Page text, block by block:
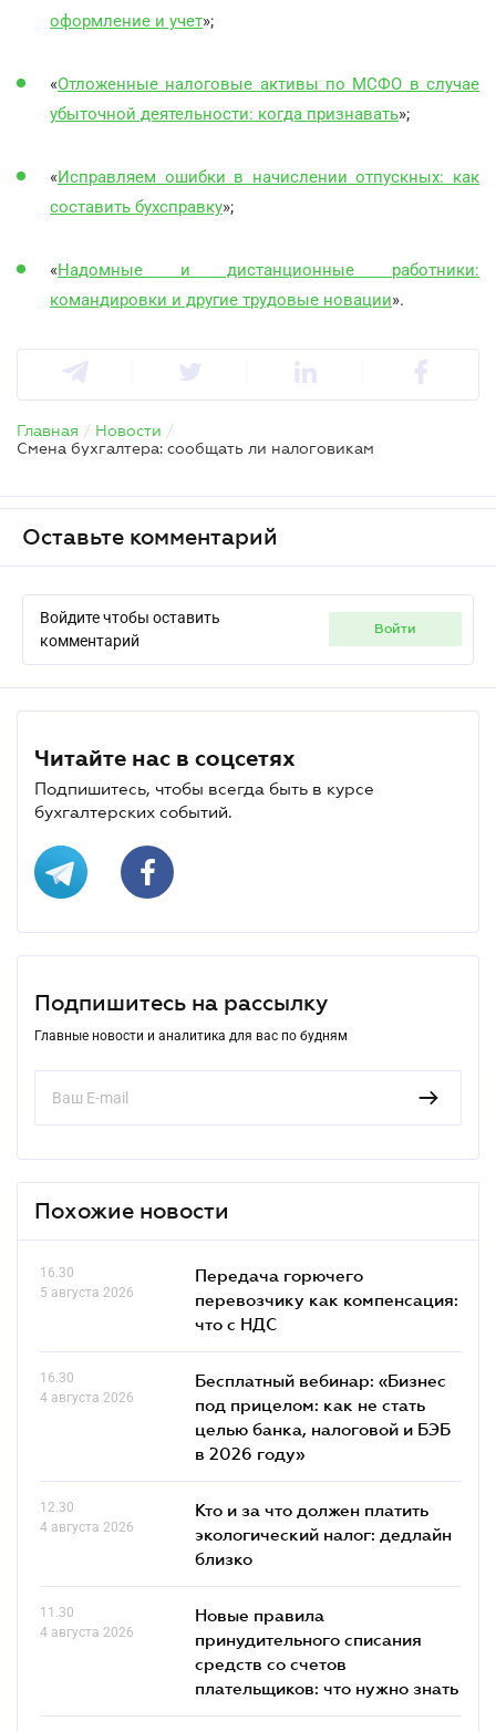
оформление и учет»;
«Отложенные налоговые активы по МСФО в случае
убыточной деятельности: когда признавать»;
«Исправляем ошибки в начислении отпускных: как
составить бухсправку»;
«Надомные и дистанционные работники:
командировки и другие трудовые новации».
Главная / Новости /
Смена бухгалтера: сообщать ли налоговикам
Оставьте комментарий
Войдите чтобы оставить
комментарий
войти
Читайте нас в соцсетях
Подпишитесь, чтобы всегда быть в курсе
бухгалтерских событий.
Подпишитесь на рассылку
Главные новости и аналитика для вас по будням
Похожие новости
16.30
5 августа 2026
Передача горючего
перевозчику как компенсация:
что с НДС
16.30
4 августа 2026
Бесплатный вебинар: «Бизнес
под прицелом: как не стать
целью банка, налоговой и БЭБ
в 2026 году»
12.30
4 августа 2026
Кто и за что должен платить
экологический налог: дедлайн
близко
11.30
4 августа 2026
Новые правила
принудительного списания
средств со счетов
плательщиков: что нужно знать